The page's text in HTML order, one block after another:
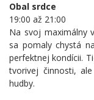
Obal srdce
19:00 až 21:00
Na svoj maximálny
sa pomaly chystá
perfektnej kondícii.
tvorivej činnosti,
hudby.